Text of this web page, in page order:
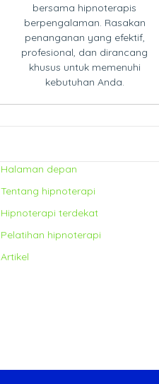
bersama hipnoterapis
berpengalaman. Rasakan
penanganan yang efektif,
profesional, dan dirancang
khusus untuk memenuhi
kebutuhan Anda.
Halaman depan
Tentang hipnoterapi
Hipnoterapi terdekat
Pelatihan hipnoterapi
Artikel